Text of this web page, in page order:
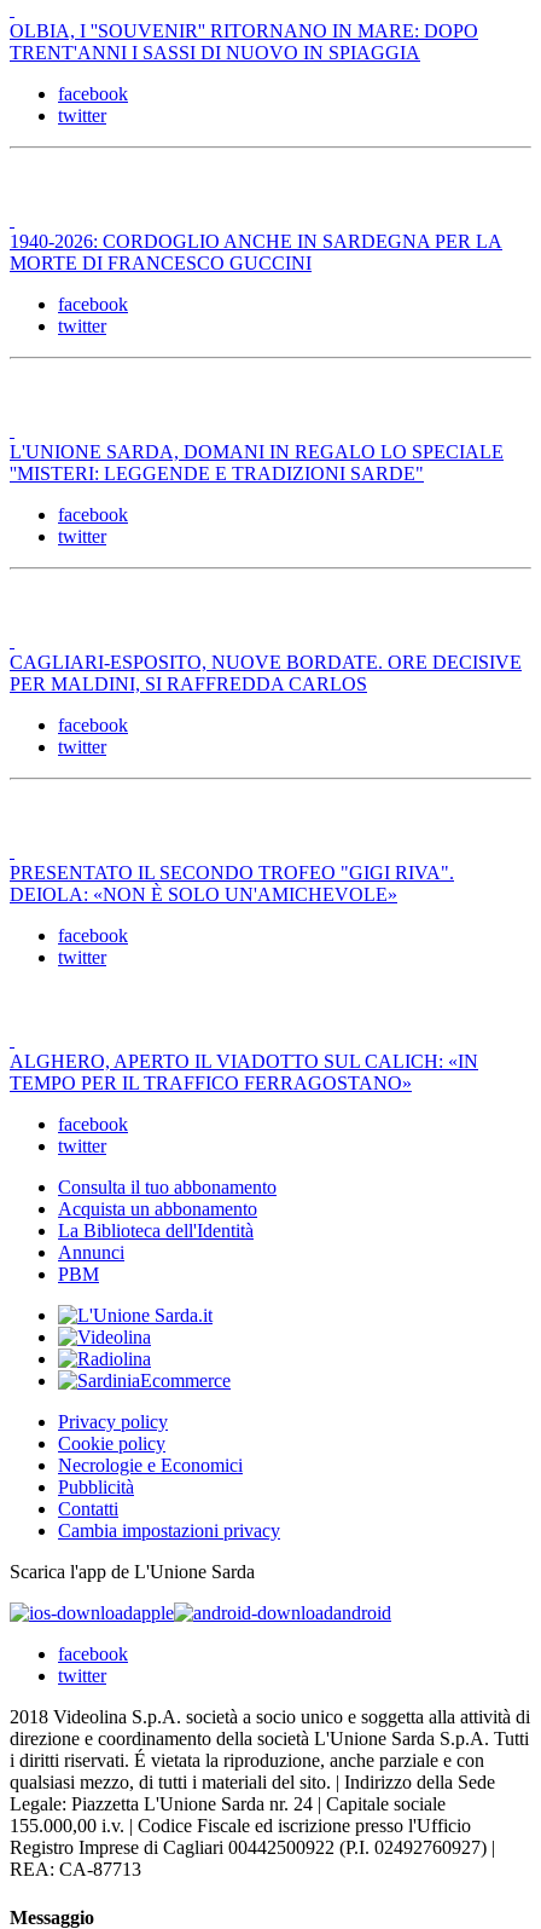
OLBIA, I ''SOUVENIR'' RITORNANO IN MARE: DOPO
TRENT'ANNI I SASSI DI NUOVO IN SPIAGGIA
facebook
twitter
1940-2026: CORDOGLIO ANCHE IN SARDEGNA PER LA
MORTE DI FRANCESCO GUCCINI
facebook
twitter
L'UNIONE SARDA, DOMANI IN REGALO LO SPECIALE
''MISTERI: LEGGENDE E TRADIZIONI SARDE"
facebook
twitter
CAGLIARI-ESPOSITO, NUOVE BORDATE. ORE DECISIVE
PER MALDINI, SI RAFFREDDA CARLOS
facebook
twitter
PRESENTATO IL SECONDO TROFEO "GIGI RIVA".
DEIOLA: «NON È SOLO UN'AMICHEVOLE»
facebook
twitter
ALGHERO, APERTO IL VIADOTTO SUL CALICH: «IN
TEMPO PER IL TRAFFICO FERRAGOSTANO»
facebook
twitter
Consulta il tuo abbonamento
Acquista un abbonamento
La Biblioteca dell'Identità
Annunci
PBM
Privacy policy
Cookie policy
Necrologie e Economici
Pubblicità
Contatti
Cambia impostazioni privacy
Scarica l'app de L'Unione Sarda
apple
android
facebook
twitter
2018 Videolina S.p.A. società a socio unico e soggetta alla attività di
direzione e coordinamento della società L'Unione Sarda S.p.A. Tutti
i diritti riservati. É vietata la riproduzione, anche parziale e con
qualsiasi mezzo, di tutti i materiali del sito. | Indirizzo della Sede
Legale: Piazzetta L'Unione Sarda nr. 24 | Capitale sociale
155.000,00 i.v. | Codice Fiscale ed iscrizione presso l'Ufficio
Registro Imprese di Cagliari 00442500922 (P.I. 02492760927) |
REA: CA-87713
Messaggio